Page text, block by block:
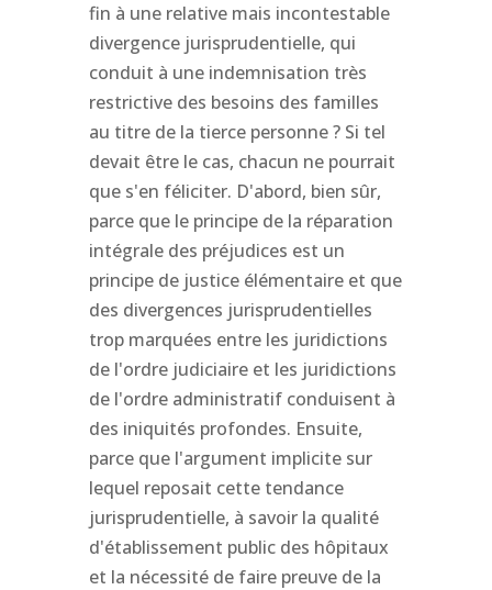
fin à une relative mais incontestable
divergence jurisprudentielle, qui
conduit à une indemnisation très
restrictive des besoins des familles
au titre de la tierce personne ? Si tel
devait être le cas, chacun ne pourrait
que s'en féliciter. D'abord, bien sûr,
parce que le principe de la réparation
intégrale des préjudices est un
principe de justice élémentaire et que
des divergences jurisprudentielles
trop marquées entre les juridictions
de l'ordre judiciaire et les juridictions
de l'ordre administratif conduisent à
des iniquités profondes. Ensuite,
parce que l'argument implicite sur
lequel reposait cette tendance
jurisprudentielle, à savoir la qualité
d'établissement public des hôpitaux
et la nécessité de faire preuve de la